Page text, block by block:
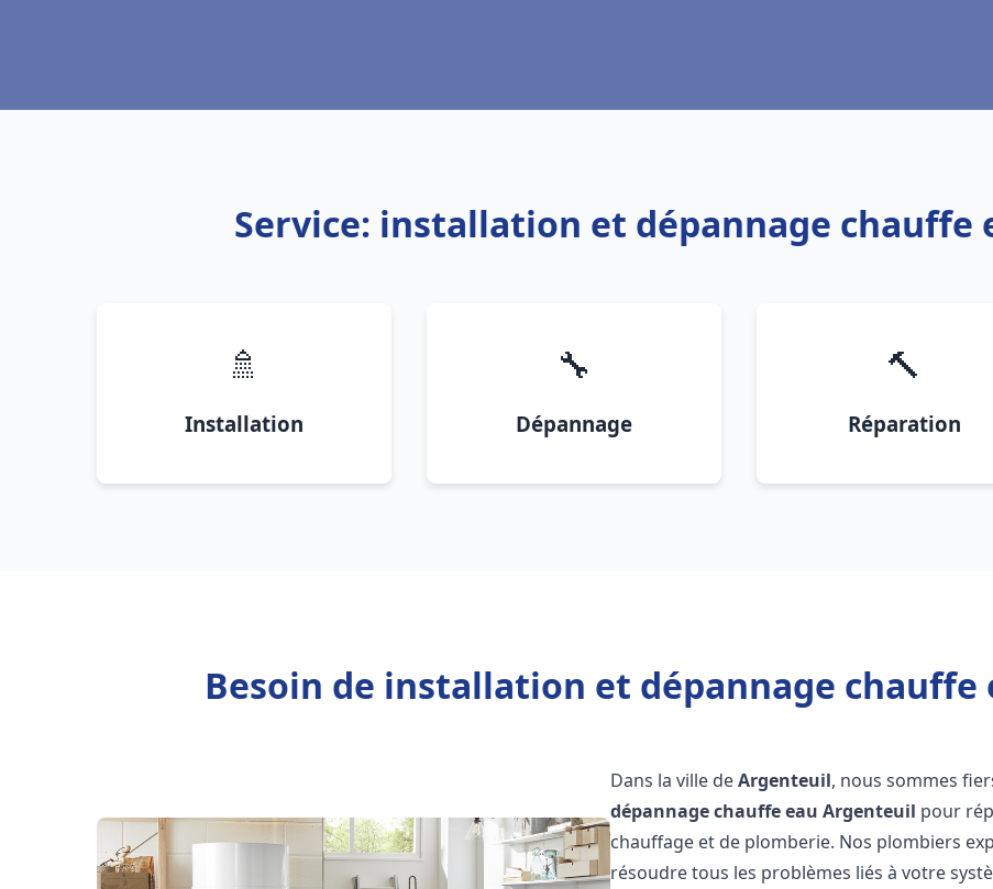
Service: installation et dépannage chauffe
🚿
Installation
🔧
Dépannage
🔨
Réparation
Besoin de installation et dépannage chauffe
Dans la ville deArgenteuil, nous sommes
dépannage chauffe eau Argenteuil pour
chauffage et de plomberie. Nos plombiers
résoudre tous les problèmes liés à votre